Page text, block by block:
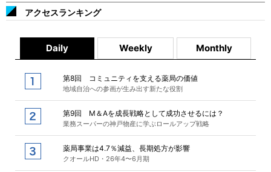
アクセスランキング
Daily Weekly Monthly
第8回 コミュニティを支える薬局の価値
地域自治への参画が生み出す新たな役割
第9回 M＆Aを成長戦略として成功させるには？
業務スーパーの神戸物産に学ぶロールアップ戦略
薬局事業は4.7％減益、長期処方が影響
クオールHD・26年4〜6月期